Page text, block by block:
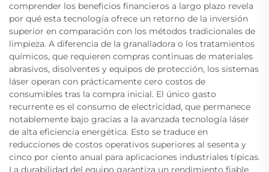
comprender los beneficios financieros a largo plazo revela
por qué esta tecnología ofrece un retorno de la inversión
superior en comparación con los métodos tradicionales de
limpieza. A diferencia de la granalladora o los tratamientos
químicos, que requieren compras continuas de materiales
abrasivos, disolventes y equipos de protección, los sistemas
láser operan con prácticamente cero costos de
consumibles tras la compra inicial. El único gasto
recurrente es el consumo de electricidad, que permanece
notablemente bajo gracias a la avanzada tecnología láser
de alta eficiencia energética. Esto se traduce en
reducciones de costos operativos superiores al sesenta y
cinco por ciento anual para aplicaciones industriales típicas.
La durabilidad del equipo garantiza un rendimiento fiable